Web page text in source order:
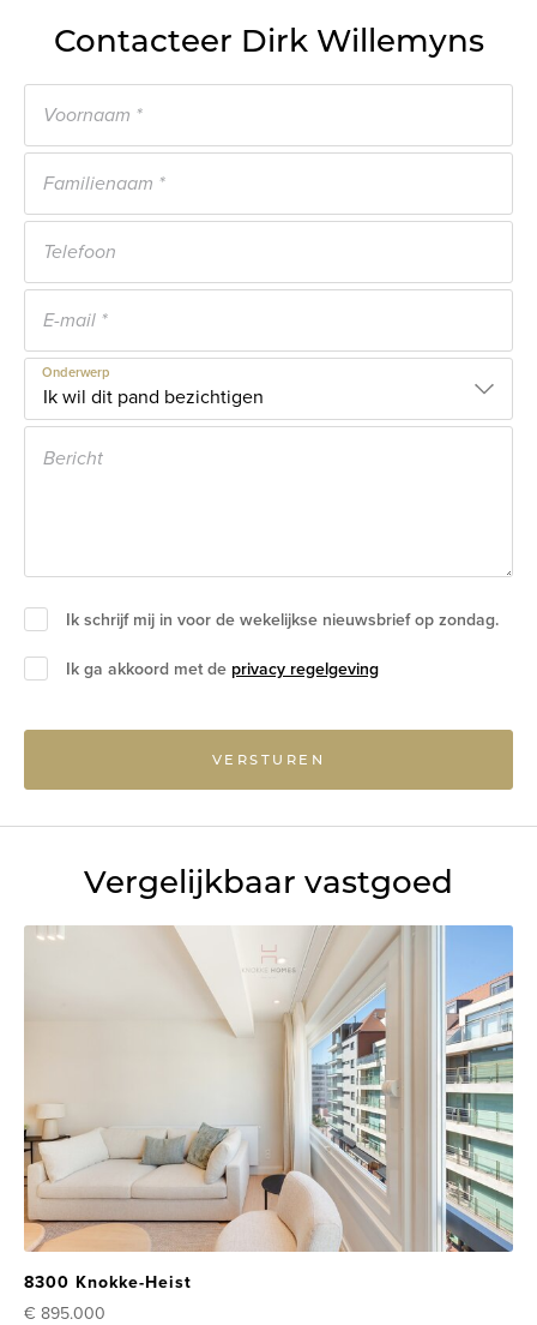
Contacteer Dirk Willemyns
Onderwerp
Ik schrijf mij in voor de wekelijkse nieuwsbrief op zondag.
Ik ga akkoord met de privacy regelgeving
VERSTUREN
Vergelijkbaar vastgoed
8300 Knokke-Heist
€ 895.000